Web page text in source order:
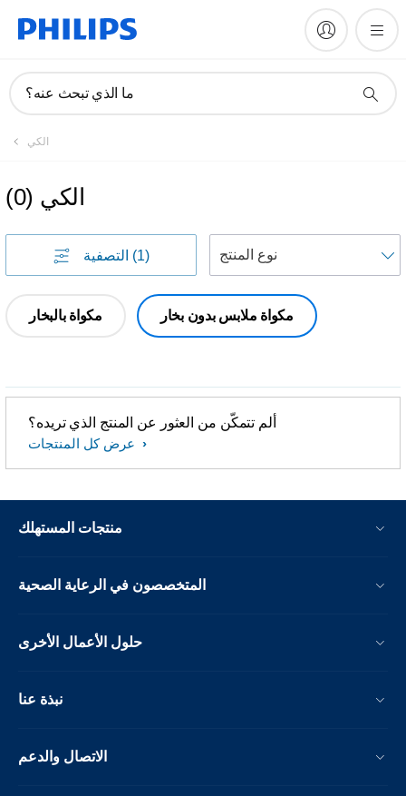
ما الذي تبحث عنه؟
الكي
الكي (
0
)
التصفية (1)
مكواة بالبخار مكواة ملابس بدون بخار
ألم تتمكّن من العثور عن المنتج الذي تريده؟
منتجات المستهلك
المتخصصون في الرعاية الصحية
حلول الأعمال الأخرى
نبذة عنا
الاتصال والدعم